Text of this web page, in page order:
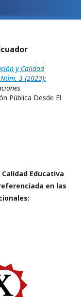
y Calidad
3 (2023):
Pública Desde El
Educativa
en las